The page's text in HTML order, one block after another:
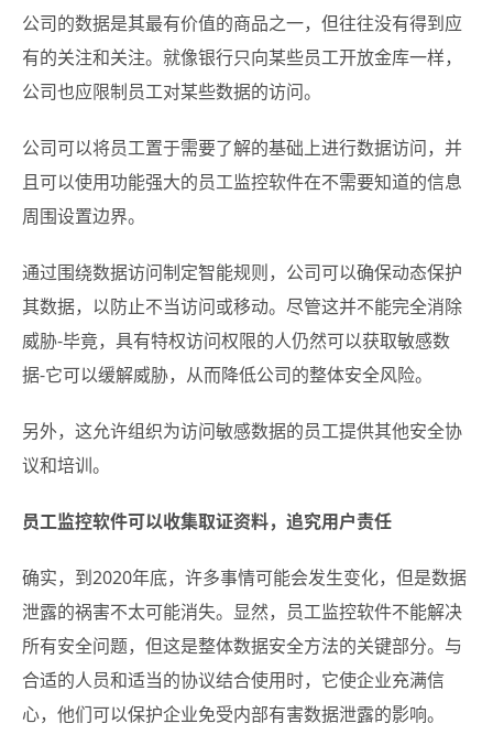
公司的数据是其最有价值的商品之一，但往往没有得到应
有的关注和关注。就像银行只向某些员工开放金库一样，
公司也应限制员工对某些数据的访问。
公司可以将员工置于需要了解的基础上进行数据访问，并
且可以使用功能强大的员工监控软件在不需要知道的信息
周围设置边界。
通过围绕数据访问制定智能规则，公司可以确保动态保护
其数据，以防止不当访问或移动。尽管这并不能完全消除
威胁-毕竟，具有特权访问权限的人仍然可以获取敏感数
据-它可以缓解威胁，从而降低公司的整体安全风险。
另外，这允许组织为访问敏感数据的员工提供其他安全协
议和培训。
员工监控软件可以收集取证资料，追究用户责任
确实，到2020年底，许多事情可能会发生变化，但是数据
泄露的祸害不太可能消失。显然，员工监控软件不能解决
所有安全问题，但这是整体数据安全方法的关键部分。与
合适的人员和适当的协议结合使用时，它使企业充满信
心，他们可以保护企业免受内部有害数据泄露的影响。